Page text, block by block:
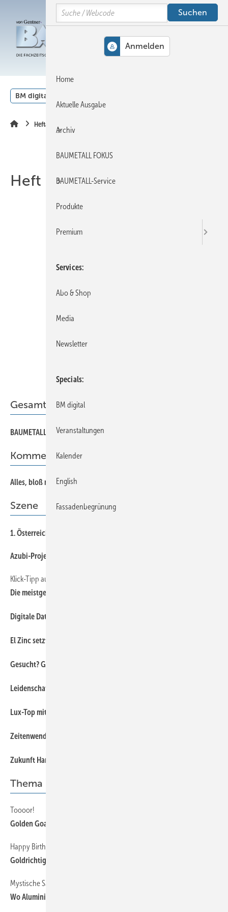
Hauptinhalt
Hauptmenü
SiteSearch
BM digital
Heftarchiv
Heft 03-2023
Gesamt-PDF der Ausgabe
BAUMETALL 03/2023 als PDF
Kommentar
Al les, bloß nicht lustig
Szene
1. Österreichischer Dachtag
Azubi-Projekt von Hörnschemeyer Dächer
Klick-Tipp auf www.baumetall.de
Die meistgelesenen Onlineartikel im April 2023
Digitale Daten als nächste Stufe der Nachhaltigkeitsqualität
El Zinc setzt auf Solarenergie
Gesucht? Gefunden!
Leidenschaft zum Blech verbindet
Lux-Top mit neuem ­Vertriebsleiter
Zeitenwende auf dem Klempnertreff
Zukunft Handwerk 2023: Starker Messeauftakt
Thema
Toooor!
Golden Goal
Happy Birthday!
Goldrichtige ­Entscheidung
Mystische Satteldächer
Wo Aluminium Gold wert ist
Search
Home
Aktuelle Ausgabe
Archiv
BAUMETALL FOKUS
BAUMETALL-Service
Produkte
Premium
Services
Abo & Shop
Media
Newsletter
Specials
BM digital
Veranstaltungen
Kalender
English
Fassadenbegrünung